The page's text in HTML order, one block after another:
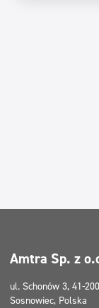
Amtra Sp. z
ul. Schonów 3, 41-200
Sosnowiec, Polska